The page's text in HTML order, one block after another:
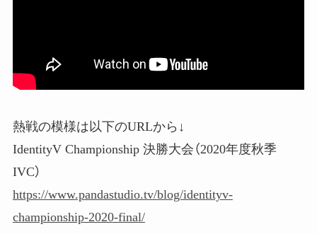
熱戦の模様は以下のURLから↓
IdentityV Championship 決勝大会（2020年度秋季
IVC）
https://www.pandastudio.tv/blog/identityv-
championship-2020-final/